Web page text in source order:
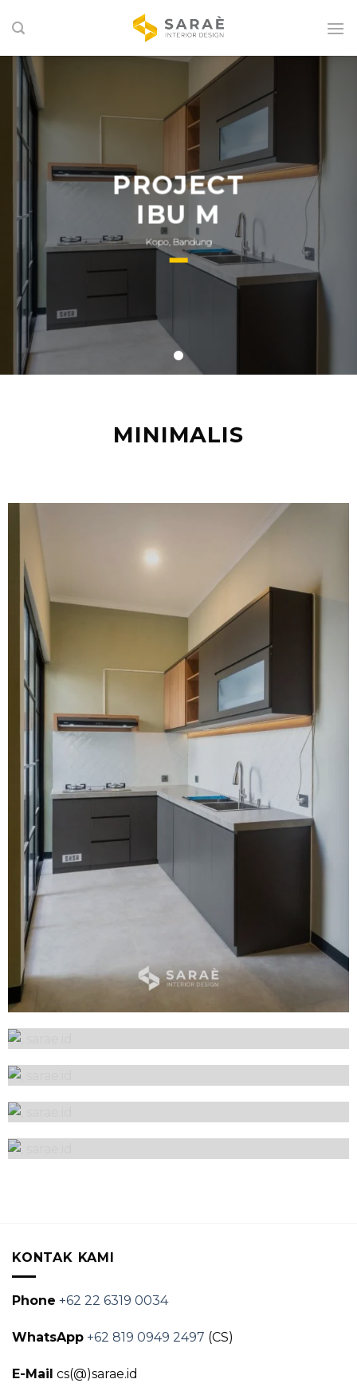
to
PROJECT
IBU M
Kopo, Bandung
MINIMALIS
Kitchen Set
Kitchen Set
Kitchen Set
Kitchen Set
KONTAK KAMI
Phone +62 22 6319 0034
WhatsApp +62 819 0949 2497 (CS)
E-Mail cs(@)sarae.id